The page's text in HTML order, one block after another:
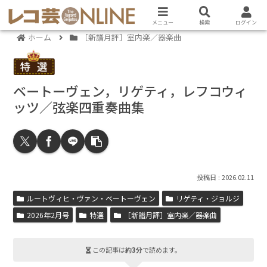
ホーム ［新譜月評］室内楽／器楽曲
ベートーヴェン，リゲティ，レフコウィ
ッツ／弦楽四重奏曲集
2026.02.11
ルートヴィヒ・ヴァン・ベートーヴェン
リゲティ・ジョルジ
2026年2月号
特選 ［新譜月評］室内楽／器楽曲
この記事は約3分で読めます。
メニュー 検索 ログイン